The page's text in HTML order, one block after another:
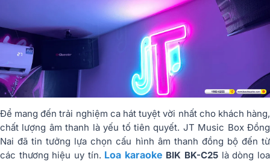
Để mang đến trải nghiệm ca hát tuyệt vời nhất cho khách hàng,
chất lượng âm thanh là yếu tố tiên quyết. JT Music Box Đồng
Nai đã tin tưởng lựa chọn cấu hình âm thanh đồng bộ đến từ
các thương hiệu uy tín. Loa karaoke BIK BK-C25 là dòng loa